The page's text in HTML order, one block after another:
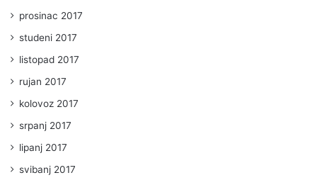
prosinac 2017
studeni 2017
listopad 2017
rujan 2017
kolovoz 2017
srpanj 2017
lipanj 2017
svibanj 2017